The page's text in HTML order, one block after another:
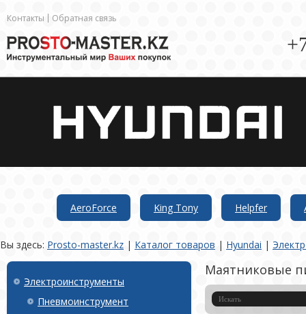
Контакты Обратная связь
AeroForce King Tony Helpfer
Вы здесь: Prosto-master.kz | Каталог товаров | Hyundai |
Электроинструменты
Пневмоинструмент
Маятниковые